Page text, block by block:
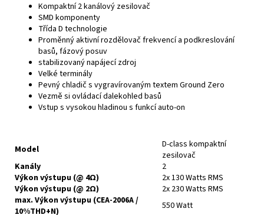
Kompaktní 2 kanálový zesilovač
SMD komponenty
Třída D technologie
Proměnný aktivní rozdělovač frekvencí a podkreslování
basů, fázový posuv
stabilizovaný napájecí zdroj
Velké terminály
Pevný chladič s vygravírovaným textem Ground Zero
Vezmě si ovládací dalekohled basů
Vstup s vysokou hladinou s funkcí auto-on
Model
D-class kompaktní
zesilovač
Kanály
2
Výkon výstupu (@ 4Ω)
2x 130 Watts RMS
Výkon výstupu (@ 2Ω)
2x 230 Watts RMS
max. Výkon výstupu (CEA-2006A /
10%THD+N)
550 Watt